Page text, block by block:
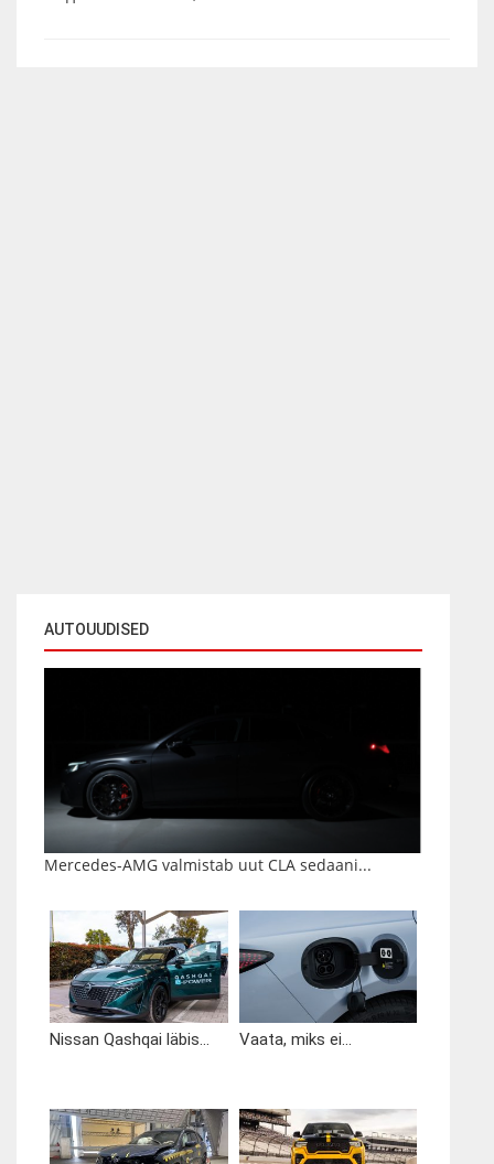
AUTOUUDISED
Mercedes-AMG valmistab uut CLA sedaani...
Nissan Qashqai läbis... Vaata, miks ei...